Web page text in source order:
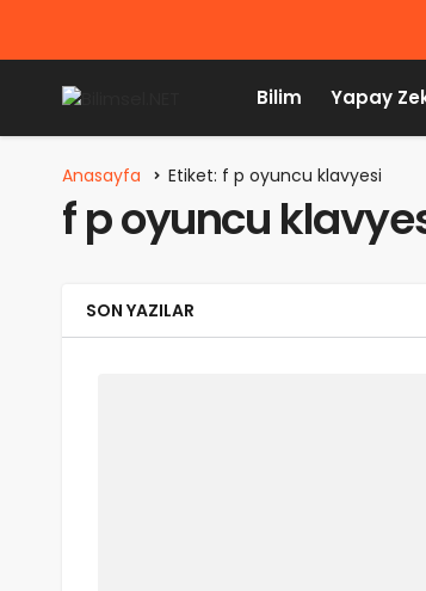
Bilim Yapay
Anasayfa Etiket: f p oyuncu klavyesi
f p oyuncu
SON YAZILAR